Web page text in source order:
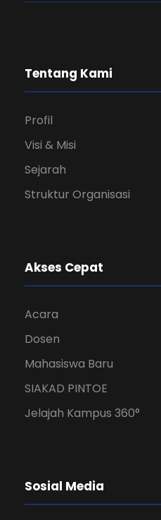
Tentang Kami
Profil
Visi & Misi
Sejarah
Struktur Organisasi
Akses Cepat
Acara
Dosen
Mahasiswa Baru
SIAKAD PINTOE
Jelajah Kampus 360°
Sosial Media